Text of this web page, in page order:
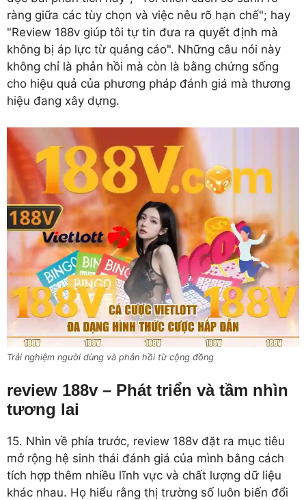
ràng giữa các tùy chọn và việc nêu rõ hạn chế"; hay
"Review 188v giúp tôi tự tin đưa ra quyết định mà
không bị áp lực từ quảng cáo". Những câu nói này
không chỉ là phản hồi mà còn là bằng chứng sống
cho hiệu quả của phương pháp đánh giá mà thương
hiệu đang xây dựng.
Trải nghiệm người dùng và phản hồi từ cộng đồng
review 188v – Phát triển và tầm nhìn
tương lai
15. Nhìn về phía trước, review 188v đặt ra mục tiêu
mở rộng hệ sinh thái đánh giá của mình bằng cách
tích hợp thêm nhiều lĩnh vực và chất lượng dữ liệu
khác nhau. Họ hiểu rằng thị trường số luôn biến đổi